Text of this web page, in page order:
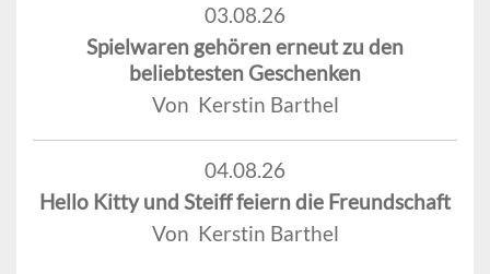
03.08.26
Spielwaren gehören erneut zu den
beliebtesten Geschenken
Von Kerstin Barthel
04.08.26
Hello Kitty und Steiff feiern die Freundschaft
Von Kerstin Barthel